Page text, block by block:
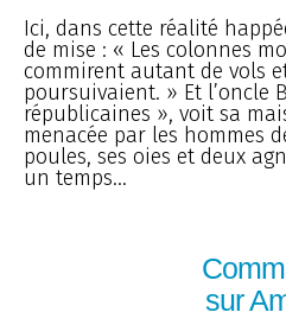
Ici, dans cette réalité
de mise : « Les colonnes
commirent autant de vols
poursuivaient. » Et l’oncle
républicaines », voit sa
menacée par les hommes
poules, ses oies et deux
un temps...
sur